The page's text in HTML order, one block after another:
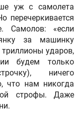
уж с самолета
перечеркивается
Самолов: «если
за машинку
ударов,
будем только
ничего
что нам никогда
строфы. Даже